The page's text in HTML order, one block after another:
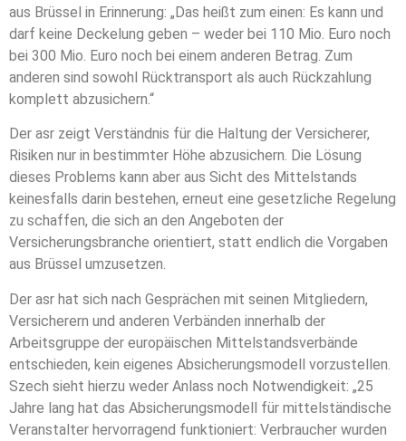
aus Brüssel in Erinnerung: „Das heißt zum einen: Es kann und
darf keine Deckelung geben – weder bei 110 Mio. Euro noch
bei 300 Mio. Euro noch bei einem anderen Betrag. Zum
anderen sind sowohl Rücktransport als auch Rückzahlung
komplett abzusichern.“
Der asr zeigt Verständnis für die Haltung der Versicherer,
Risiken nur in bestimmter Höhe abzusichern. Die Lösung
dieses Problems kann aber aus Sicht des Mittelstands
keinesfalls darin bestehen, erneut eine gesetzliche Regelung
zu schaffen, die sich an den Angeboten der
Versicherungsbranche orientiert, statt endlich die Vorgaben
aus Brüssel umzusetzen.
Der asr hat sich nach Gesprächen mit seinen Mitgliedern,
Versicherern und anderen Verbänden innerhalb der
Arbeitsgruppe der europäischen Mittelstandsverbände
entschieden, kein eigenes Absicherungsmodell vorzustellen.
Szech sieht hierzu weder Anlass noch Notwendigkeit: „25
Jahre lang hat das Absicherungsmodell für mittelständische
Veranstalter hervorragend funktioniert: Verbraucher wurden